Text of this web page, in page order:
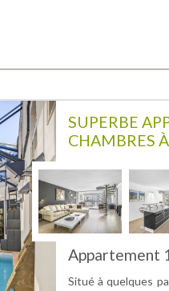
SUPERBE
CHAMBRES
Appartement
Situé à quelques